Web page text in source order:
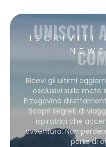
ISCRIVITI
UNISCITI
Ricevi gli ultimi
esclusivi sulle mete
Erzegovina
Scopri segreti di
ispiratrici che
avventura. Non
parte di